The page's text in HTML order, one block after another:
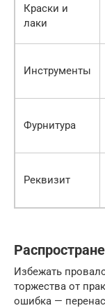
Краски и
лаки
Инструменты
Фурнитура
Реквизит
Избежать
торжества от
ошибка —